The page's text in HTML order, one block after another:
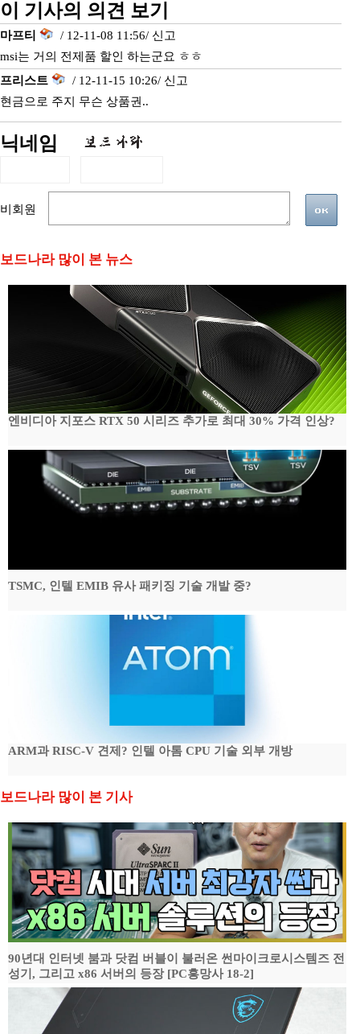
이 기사의 의견 보기
마프티 / 12-11-08 11:56/ 신고
msi는 거의 전제품 할인 하는군요 ㅎㅎ
프리스트
/ 12-11-15 10:26/ 신고
현금으로 주지 무슨 상품권..
닉네임
비회원
보드나라 많이 본 뉴스
엔비디아 지포스 RTX 50 시리즈 추가로 최대 30% 가격 인상?
TSMC, 인텔 EMIB 유사 패키징 기술 개발 중?
ARM과 RISC-V 견제? 인텔 아톰 CPU 기술 외부 개방
보드나라 많이 본 기사
90년대 인터넷 붐과 닷컴 버블이 불러온 썬마이크로시스템즈 전
성기, 그리고 x86 서버의 등장 [PC흥망사 18-2]